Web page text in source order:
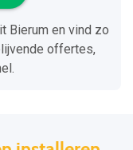
Bierum en vind zo
offertes,